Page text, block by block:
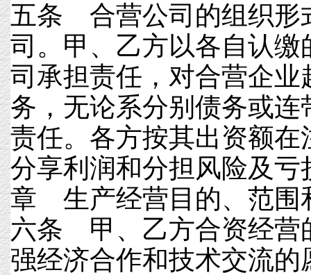
五条 合营公司的组织形
司。甲、乙方以各自认缴
司承担责任，对合营企业
务，无论系分别债务或
责任。各方按其出资额在
分享利润和分担风
章 生产经营目的、
六条 甲、乙方合资经营
强经济合作和技术交流